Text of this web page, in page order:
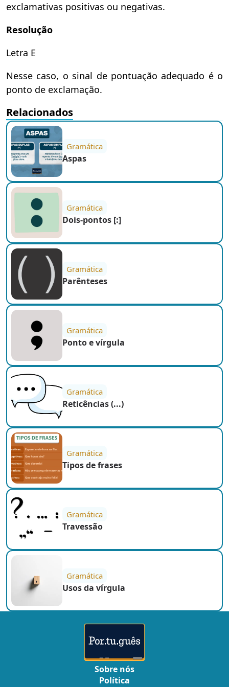
exclamativas positivas ou negativas.
Resolução
Letra E
Nesse caso, o sinal de pontuação adequado é o
ponto de exclamação.
Relacionados
Gramática
Aspas
Gramática
Dois-pontos [:]
Gramática
Parênteses
Gramática
Ponto e vírgula
Gramática
Reticências (...)
Gramática
Tipos de frases
Gramática
Travessão
Gramática
Usos da vírgula
Sobre nós
Política